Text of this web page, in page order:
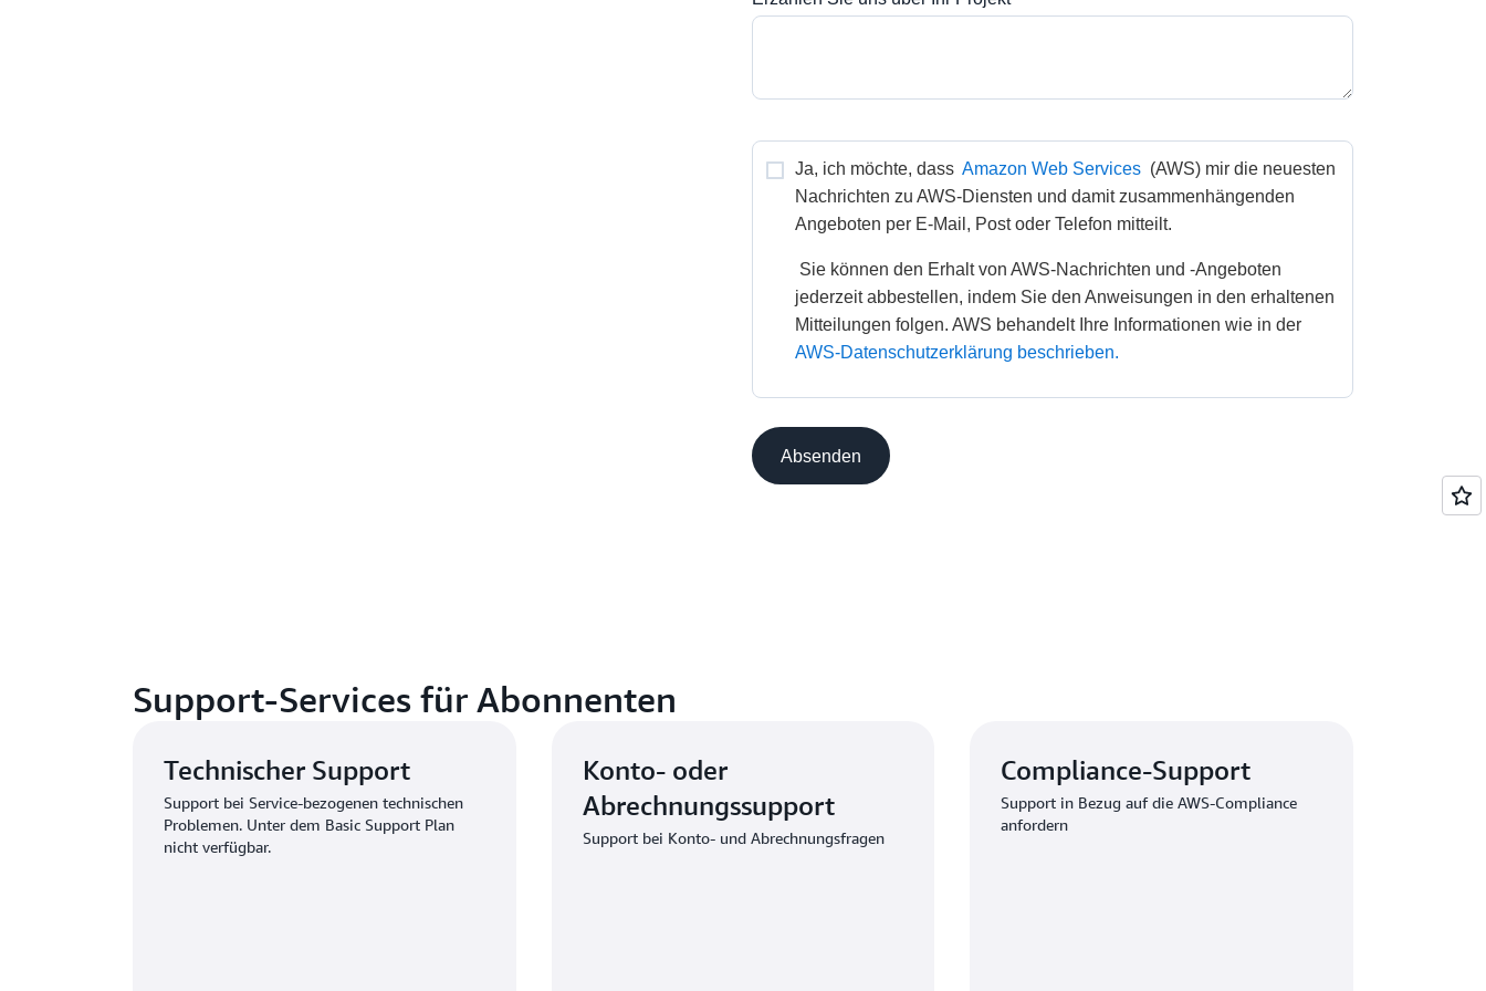
Ja, ich möchte, dass Amazon Web Services (AWS) mir die neuesten
Nachrichten zu AWS-Diensten und damit zusammenhängenden
Angeboten per E-Mail, Post oder Telefon mitteilt.
jederzeit abbestellen, indem Sie den Anweisungen in den erhaltenen
Mitteilungen folgen. AWS behandelt Ihre Informationen wie in der
AWS-Datenschutzerklärung beschrieben.
Absenden
Support-Services für Abonnenten
Technischer Support
Support bei Service-bezogenen technischen
Problemen. Unter dem Basic Support Plan
nicht verfügbar.
Konto- oder
Abrechnungssupport
Support bei Konto- und Abrechnungsfragen
Compliance-Support
Support in Bezug auf die AWS-Compliance
anfordern